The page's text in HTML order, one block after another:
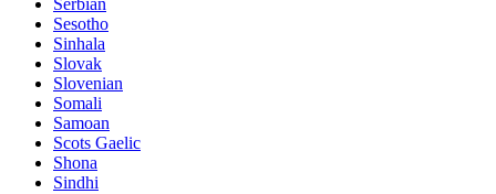
Serbian
Sesotho
Sinhala
Slovak
Slovenian
Somali
Samoan
Scots Gaelic
Shona
Sindhi